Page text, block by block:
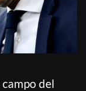
campo del